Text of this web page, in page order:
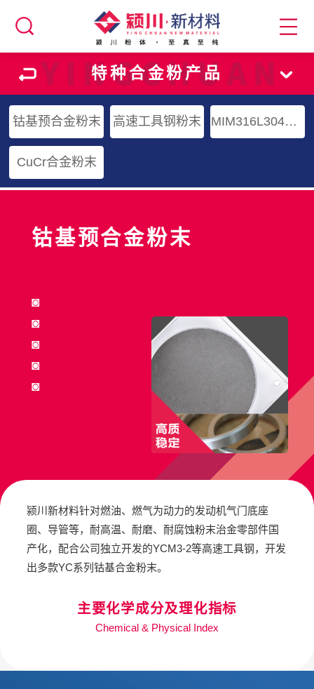
特种合金粉产品
钴基预合金粉末 高速工具钢粉末 MIM316L304L水雾化粉末
CuCr合金粉末
钴基预合金粉末
◙
◙
◙
◙
◙
颍川新材料针对燃油、燃气为动力的发动机气门底座
圈、导管等，耐高温、耐磨、耐腐蚀粉末治金零部件国
产化，配合公司独立开发的YCM3-2等高速工具钢，开发
出多款YC系列钴基合金粉末。
主要化学成分及理化指标
Chemical & Physical Index